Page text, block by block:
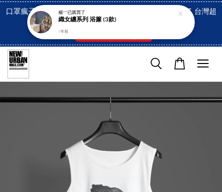
口罩瘋子官網, 放心訂購! 香港澳門信用卡付費已經開啓了 台灣超
市貨到付款也是!
楊***已購買了
織女纏系列 浴簾 (3款)
1 年前